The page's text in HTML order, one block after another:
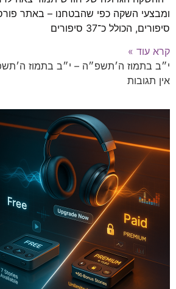
ומבצעי השקה כפי שהבטחנו – באתר
סיפורים, הכולל כ־37 סיפורים
קרא עוד »
י״ב בתמוז ה׳תשפ״ה – י״ב בתמוז ה׳תשפ״ה –
אין תגובות